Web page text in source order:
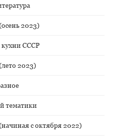
2023)
кухни СССР
2023)
тематики
с октября 2022)